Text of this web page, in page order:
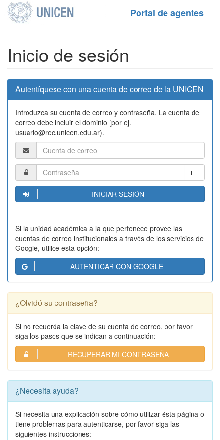
Portal de agentes
Inicio de sesión
Autentíquese con una cuenta de correo de la UNICEN
Introduzca su cuenta de correo y contraseña. La cuenta de
correo debe incluir el dominio (por ej.
usuario@rec.unicen.edu.ar).
INICIAR SESIÓN
Si la unidad académica a la que pertenece provee las
cuentas de correo institucionales a través de los servicios de
Google, utilice esta opción:
AUTENTICAR CON GOOGLE
¿Olvidó su contraseña?
Si no recuerda la clave de su cuenta de correo, por favor
siga los pasos que se indican a continuación:
RECUPERAR MI CONTRASEÑA
¿Necesita ayuda?
Si necesita una explicación sobre cómo utilizar ésta página o
tiene problemas para autenticarse, por favor siga las
siguientes instrucciones: